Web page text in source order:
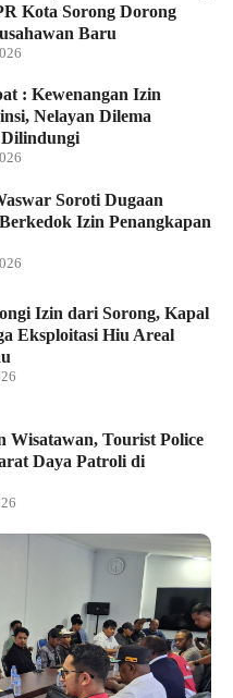
Kota Sorong Dorong
Baru
: Kewenangan Izin
Nelayan Dilema
Dilindungi
Soroti Dugaan
Izin Penangkapan
Izin dari Sorong, Kapal
Eksploitasi Hiu Areal
Wisatawan, Tourist Police
Daya Patroli di